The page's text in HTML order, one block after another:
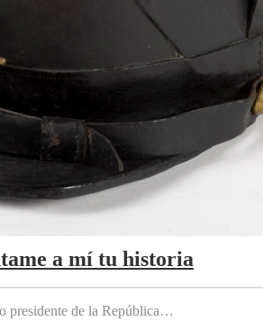
a mí tu historia
presidente de la República…